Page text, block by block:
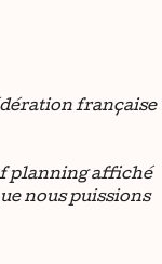
française
planning affiché
nous puissions